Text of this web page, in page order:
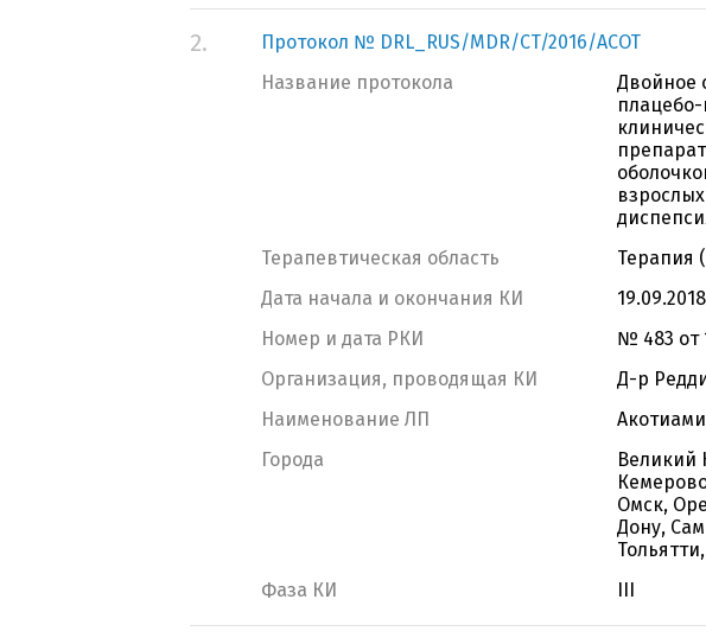
2.
Протокол № DRL_RUS/MDR/CT/2016/ACOT
Название протокола
Двойное
Терапевтическая область
Терапия
Дата начала и окончания КИ
Номер и дата РКИ
№ 483 от
Организация, проводящая КИ
Д-р
Наименование ЛП
Города
Великий
Омск,
Дону,
Фаза КИ
III